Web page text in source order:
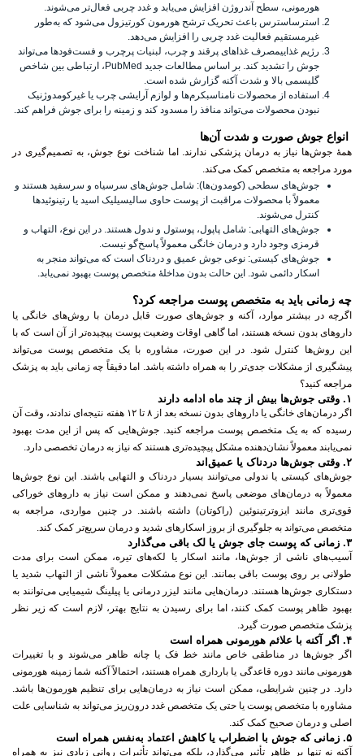
هورمونی، سطح آندروژن افزایش می‌یابد و غدد چربی فعال‌تر می‌شوند.
استرساسترس باعث تحریک ترشح هورمون کورتیزول می‌شود که به‌طور
غیرمستقیم فعالیت غدد چربی را افزایش می‌دهد.
رژیم غذاییمصرف غذاهای پرقند و چرب، لبنیات پرچرب و فست‌فودها می‌تواند
جوش را تشدید کند. بر اساس مطالعات جدید PubMed، ارتباطی بین شاخص
گلیسمی بالا و شدت آکنه گزارش شده است.
استفاده از محصولات نامناسبکرم‌ها و لوازم آرایشی چرب یا غیرکومدوژنیک
نبودن محصولات می‌تواند منافذ را مسدود کند و زمینه را برای جوش فراهم کند.
انواع جوش صورت و شدت آن‌ها
همهٔ جوش‌ها نیاز به درمان پزشکی ندارند. اما شناخت نوع جوش، به تصمیم‌گیری در
مورد مراجعه به متخصص کمک می‌کند.
جوش‌های سطحی (کومدون‌ها): شامل جوش‌های سرسیاه و سرسفید هستند و
معمولاً با محصولات مراقبت از پوست حاوی سالیسیلیک اسید یا رتینوئیدها
کنترل می‌شوند.
جوش‌های التهابی: شامل پاپول، پوستول و ندول هستند. در این نوع، التهاب و
قرمزی وجود دارد و درمان خانگی معمولاً پاسخ‌گو نیست.
جوش‌های کیستی: نوعی جوش عمیق و دردناک است که می‌تواند منجر به
اسکار دائمی شود. این حالت بدون مداخلهٔ متخصص پوست بهبود نمی‌یابد.
چه زمانی باید به متخصص پوست مراجعه کرد؟
اگرچه در بیشتر موارد، آکنه و جوش‌های صورت قابل درمان با روش‌های خانگی یا
داروهای بدون نسخه هستند، اما گاهی اوقات وضعیت پوست پیچیده‌تر از آن است که با
این روش‌ها کنترل شود. در این صورت، مشاوره با یک متخصص پوست می‌تواند
پیشگیری از مشکلات جدی‌تر را به همراه داشته باشد. اما دقیقاً چه زمانی باید به پزشک
مراجعه کنید؟
۱. وقتی جوش‌ها بیش از چند ماه ادامه دارند
اگر درمان‌های خانگی یا داروهای بدون نسخه بعد از ۸ تا ۱۲ هفته نتیجه‌ای ندادند، وقت آن
رسیده که به یک متخصص پوست مراجعه کنید. جوش‌هایی که پس از این مدت بهبود
نمی‌یابند معمولاً نشان‌دهنده مشکل پیچیده‌تری هستند که نیاز به درمان تخصصی دارد.
۲. وقتی جوش‌ها دردناک یا عمیق‌اند
جوش‌های کیستی یا ندولی می‌توانند بسیار دردناک و التهابی باشند. این نوع جوش‌ها
معمولاً به درمان‌های موضعی پاسخ نمی‌دهند و ممکن است نیاز به داروهای خوراکی
قوی‌تری مانند ایزوترتینوئین (راکوتان) داشته باشند. در چنین مواردی، مراجعه به
متخصص می‌تواند به جلوگیری از بروز اسکارهای شدید و درمان سریع‌تر کمک کند.
۳. زمانی که پوست جای جوش یا لک باقی می‌گذارد
آسیب‌های ناشی از جوش‌ها، مانند اسکار یا لکه‌های تیره، ممکن است برای مدت
طولانی بر روی پوست باقی بمانند. این نوع مشکلات معمولاً ناشی از التهاب شدید یا
دستکاری جوش‌ها هستند. درمان‌هایی مانند لیزر درمانی یا پیلینگ شیمیایی می‌توانند به
بهبود ظاهر پوست کمک کنند، اما برای رسیدن به نتایج بهتر، لازم است که زیر نظر
پزشک متخصص صورت گیرد.
۴. اگر آکنه با علائم هورمونی همراه است
اگر جوش‌ها در مناطقی خاص مانند خط فک یا چانه ظاهر می‌شوند و با تغییرات
هورمونی مانند دوره قاعدگی یا بارداری همراه هستند، احتمالاً آکنه شما زمینه هورمونی
دارد. در چنین شرایطی، ممکن است نیاز به درمان‌هایی برای تنظیم هورمون‌ها باشد.
مشاوره با متخصص پوست یا حتی یک متخصص غدد درون‌ریز می‌تواند به شناسایی علت
اصلی و درمان صحیح کمک کند.
۵. زمانی که جوش با اضطراب یا کاهش اعتماد به‌نفس همراه است
آکنه نه تنها بر ظاهر تأثیر می‌گذارد، بلکه می‌تواند تأثیرات روانی زیادی نیز به همراه
داشته باشد. اگر جوش‌ها باعث اضطراب، خجالت یا کاهش اعتماد به نفس شما شده‌اند،
بهتر است از یک متخصص پوست کمک بگیرید. پزشک می‌تواند علاوه بر ارائه درمان‌های